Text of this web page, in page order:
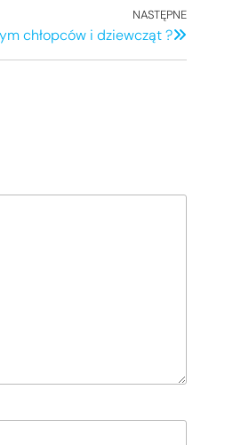
NASTĘPNE
chłopców i dziewcząt ?